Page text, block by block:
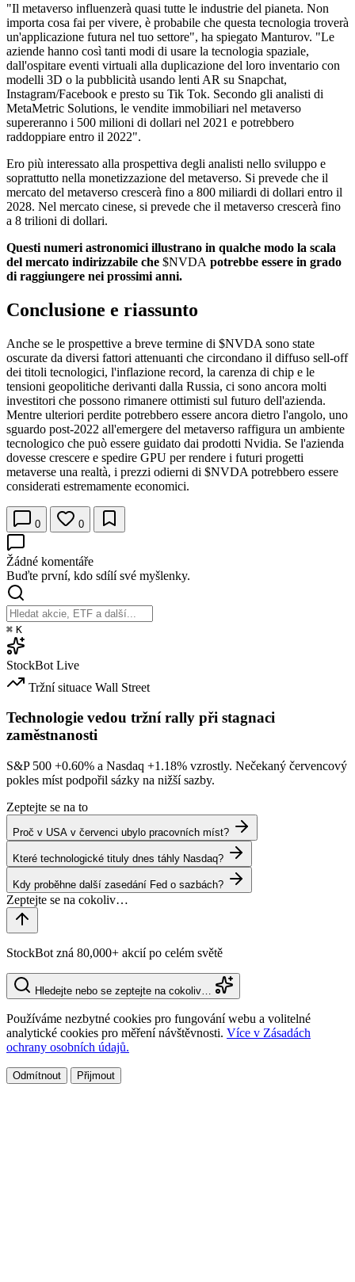
"Il metaverso influenzerà quasi tutte le industrie del pianeta. Non
importa cosa fai per vivere, è probabile che questa tecnologia troverà
un'applicazione futura nel tuo settore", ha spiegato Manturov. "Le
aziende hanno così tanti modi di usare la tecnologia spaziale,
dall'ospitare eventi virtuali alla duplicazione del loro inventario con
modelli 3D o la pubblicità usando lenti AR su Snapchat,
Instagram/Facebook e presto su Tik Tok. Secondo gli analisti di
MetaMetric Solutions, le vendite immobiliari nel metaverso
supereranno i 500 milioni di dollari nel 2021 e potrebbero
raddoppiare entro il 2022".
Ero più interessato alla prospettiva degli analisti nello sviluppo e
soprattutto nella monetizzazione del metaverso. Si prevede che il
mercato del metaverso crescerà fino a 800 miliardi di dollari entro il
2028. Nel mercato cinese, si prevede che il metaverso crescerà fino
a 8 trilioni di dollari.
Questi numeri astronomici illustrano in qualche modo la scala
del mercato indirizzabile che $NVDA potrebbe essere in grado
di raggiungere nei prossimi anni.
Conclusione e riassunto
Anche se le prospettive a breve termine di $NVDA sono state
oscurate da diversi fattori attenuanti che circondano il diffuso sell-off
dei titoli tecnologici, l'inflazione record, la carenza di chip e le
tensioni geopolitiche derivanti dalla Russia, ci sono ancora molti
investitori che possono rimanere ottimisti sul futuro dell'azienda.
Mentre ulteriori perdite potrebbero essere ancora dietro l'angolo, uno
sguardo post-2022 all'emergere del metaverso raffigura un ambiente
tecnologico che può essere guidato dai prodotti Nvidia. Se l'azienda
dovesse crescere e spedire GPU per rendere i futuri progetti
metaverse una realtà, i prezzi odierni di $NVDA potrebbero essere
considerati estremamente economici.
0 0
Žádné komentáře
Buďte první, kdo sdílí své myšlenky.
⌘ K
StockBot Live
Tržní situace Wall Street
Technologie vedou tržní rally při stagnaci
zaměstnanosti
S&P 500 +0.60% a Nasdaq +1.18% vzrostly. Nečekaný červencový
pokles míst podpořil sázky na nižší sazby.
Zeptejte se na to
Proč v USA v červenci ubylo pracovních míst?
Které technologické tituly dnes táhly Nasdaq?
Kdy proběhne další zasedání Fed o sazbách?
StockBot zná 80,000+ akcií po celém světě
Hledejte nebo se zeptejte na cokoliv…
Používáme nezbytné cookies pro fungování webu a volitelné
analytické cookies pro měření návštěvnosti. Více v Zásadách
ochrany osobních údajů.
Odmítnout Přijmout